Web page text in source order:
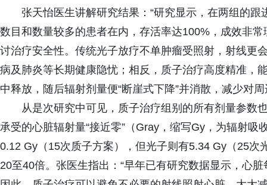
张天怡医生讲解研究结果：“研究显示，在两组的
数目和数量较多的患者在内，存活率达100%，成效非
讨治疗安全性。传统光子放疗不单肿瘤受照射，射线更
病及肺炎等长期健康隐忧；相反，质子治疗高度精准，
中释放，随后辐射剂量便“断崖式下降”并消散，减少对
从是次研究中可见，质子治疗组别的所有剂量参数
承受的心脏辐射量“接近零”（Gray，缩写Gy，为辐射
0.12 Gy（15次质子方案），但光子则有5.34 Gy（25
20至40倍。张医生指出：“早年已有研究数据显示，心